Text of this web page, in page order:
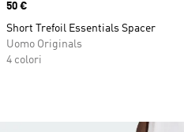
Price
50 €
Short Trefoil Essentials Spacer
Uomo Originals
4 colori